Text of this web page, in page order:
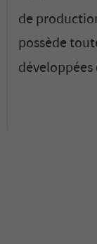
de
possède
développées